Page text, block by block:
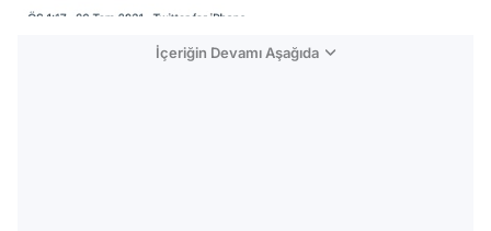
İçeriğin Devamı Aşağıda